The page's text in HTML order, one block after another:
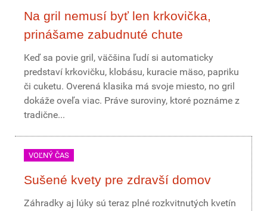
Na gril nemusí byť len krkovička,
prinášame zabudnuté chute
Keď sa povie gril, väčšina ľudí si automaticky
predstaví krkovičku, klobásu, kuracie mäso, papriku
či cuketu. Overená klasika má svoje miesto, no gril
dokáže oveľa viac. Práve suroviny, ktoré poznáme z
tradične...
VOĽNÝ ČAS
Sušené kvety pre zdravší domov
Záhradky aj lúky sú teraz plné rozkvitnutých kvetín